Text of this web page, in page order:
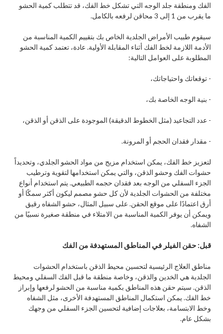
الفك ومنطقة جلد الوجه التي تشكل خط الفك، قد تتطلب كمية الحشو
ما يقرب من 1 إلى 3 محاقن لرفعه بالكامل.
سيقوم طبيب الأمراض الجلدية الخاص بك بتقييم الكمية المناسبة من
الأدمة اللازمة لخط الفك أثناء المقابلة الأولية. عادة، تعتمد كمية الحشو
المطلوبة على العوامل التالية:
- توقعاتك واحتياجاتك،
- بنية الوجه الخاصة بك،
- عدد التجاعيد (مثل الخطوط الدقيقة) الموجودة على الذقن أو الذقن،
- مقدار فقدان الحجم أو المرونة.
لتعزيز خط الفك، يمكن استخدام مزيج من مواد الحشو الجلدي، وتحديداً
حشوات الفك وحشو الذقن، والتي يمكن استخدامها لتقوية وترطيب
الجزء السفلي من الوجه بعد فقدان حجمه الطبيعي. يتم استخدام أنواع
مختلفة من الحشوات الجلدية لأن كل حشو مصمم ليكون أكثر سمكًا أو
أرق اعتمادًا على موقع الحقن. على سبيل المثال، حشو الشفاه رقيق
ويمكن أن يوفر الكمية المناسبة من الامتلاء في منطقة صغيرة نسبيًا من
الشفاه.
قبل: حقن الفيلر في المناطق المستهدفة من الفك
مناطق العلاج الرئيسية لتحسين محيط الذقن باستخدام الحشوات
الجلدية هي الخدين والذقن، وخاصة منطقة ما قبل الفك السفلي ومحيط
الذقن. سيتم حقن هذه المناطق بكمية مناسبة من الحشو لرفعها وإبراز
خط الفك. يمكن استكمال المناطق المستهدفة الأخرى، مثل الشفاه
وخط الابتسامة، بعلاجات إضافية لتحسين الجزء السفلي من وجهك
بشكل عام.